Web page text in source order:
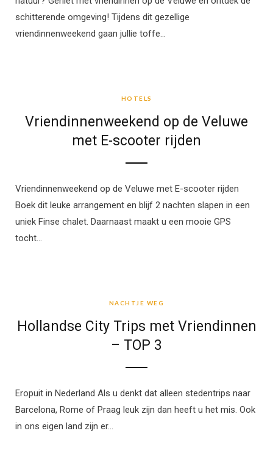
schitterende omgeving! Tijdens dit gezellige
vriendinnenweekend gaan jullie toffe…
HOTELS
Vriendinnenweekend op de Veluwe
met E-scooter rijden
Vriendinnenweekend op de Veluwe met E-scooter rijden
Boek dit leuke arrangement en blijf 2 nachten slapen in een
uniek Finse chalet. Daarnaast maakt u een mooie GPS
tocht…
NACHTJE WEG
Hollandse City Trips met Vriendinnen
– TOP 3
Eropuit in Nederland Als u denkt dat alleen stedentrips naar
Barcelona, Rome of Praag leuk zijn dan heeft u het mis. Ook
in ons eigen land zijn er…